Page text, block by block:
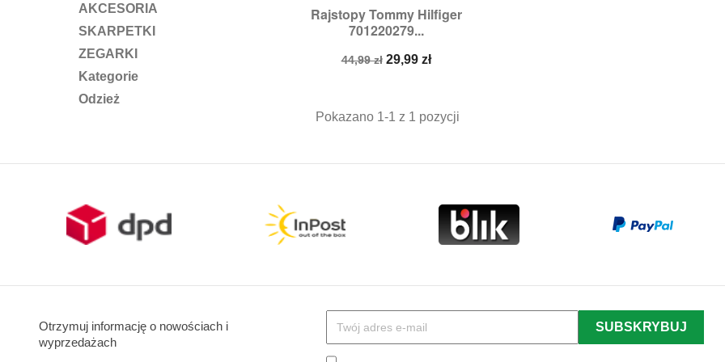
AKCESORIA
SKARPETKI
ZEGARKI
Kategorie
Odzież
Rajstopy Tommy Hilfiger
701220279...
Cena
44,99 zł Cena
29,99 zł
Szybki podgląd
Rozmiary:62/68
Pokazano 1-1 z 1 pozycji
Otrzymuj informację o nowościach i
wyprzedażach